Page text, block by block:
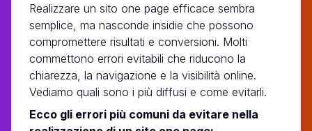
Realizzare un sito one page efficace sembra
semplice, ma nasconde insidie che possono
compromettere risultati e conversioni. Molti
commettono errori evitabili che riducono la
chiarezza, la navigazione e la visibilità online.
Vediamo quali sono i più diffusi e come evitarli.
Ecco gli errori più comuni da evitare nella